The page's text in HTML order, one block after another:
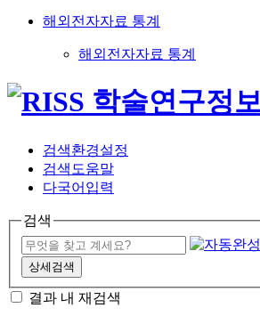
해외전자자료 통계
해외전자자료 통계
검색환경설정
검색도움말
다국어입력
검색
상세검색
결과 내 재검색